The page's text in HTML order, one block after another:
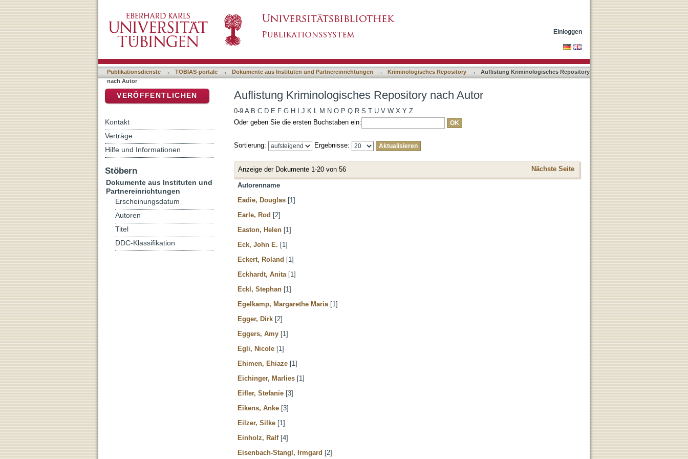
Einloggen
Publikationsdienste → TOBIAS-portale → Dokumente aus Instituten und Partnereinrichtungen → Kriminologisches Repository →
Auflistung Kriminologisches Repository
nach Autor
Auflistung Kriminologisches Repository nach Autor
0-9 A B C D E F G H J K L M N O P Q R S T U V W X Y Z
Oder geben Sie die ersten Buchstaben ein:
Sortierung: Ergebnisse:
Anzeige der Dokumente 1-20 von 56 Nächste Seite
Autorenname
Eadie, Douglas [1]
Earle, Rod [2]
Easton, Helen [1]
Eck, John E. [1]
Eckert, Roland [1]
Eckhardt, Anita [1]
Eckl, Stephan [1]
Egelkamp, Margarethe Maria [1]
Egger, Dirk [2]
Eggers, Amy [1]
Egli, Nicole [1]
Ehimen, Ehiaze [1]
Eichinger, Marlies [1]
Eifler, Stefanie [3]
Eikens, Anke [3]
Eilzer, Silke [1]
Einholz, Ralf[4]
Eisenbach-Stangl, Irmgard [2]
VERÖFFENTLICHEN
Kontakt
Verträge
Hilfe und Informationen
Stöbern
Dokumente aus Instituten und
Partnereinrichtungen
Erscheinungsdatum
Autoren
Titel
DDC-Klassifikation